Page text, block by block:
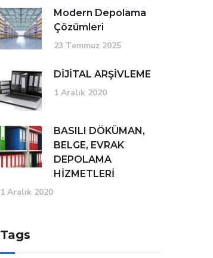
Modern Depolama
Çözümleri
23 Temmuz 2025
DİJİTAL ARŞİVLEME
1 Aralık 2020
BASILI DÖKÜMAN,
BELGE, EVRAK
DEPOLAMA
HİZMETLERİ
1 Aralık 2020
Tags